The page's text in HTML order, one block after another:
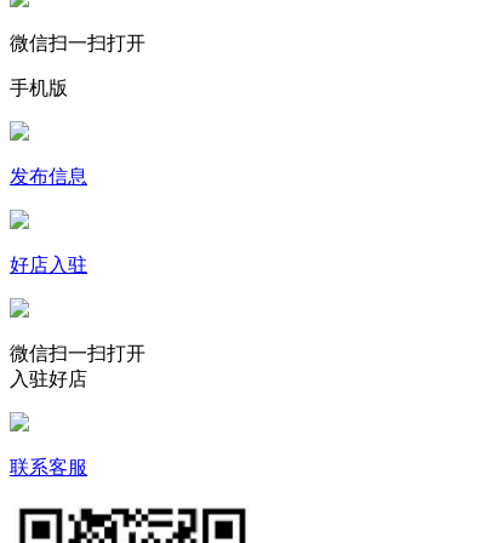
微信扫一扫打开
手机版
发布信息
好店入驻
微信扫一扫打开
入驻好店
联系客服